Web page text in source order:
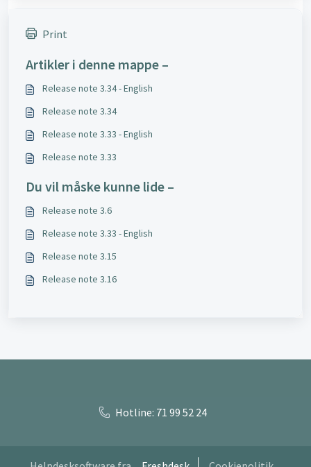
Print
Artikler i denne mappe –
Release note 3.34 - English
Release note 3.34
Release note 3.33 - English
Release note 3.33
Du vil måske kunne lide –
Release note 3.6
Release note 3.33 - English
Release note 3.15
Release note 3.16
Hotline: 71 99 52 24